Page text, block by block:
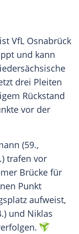
VfL Osnabrück
und kann
drei Pleiten
Rückstand
vor der
(59.,
trafen vor
Brücke für
Punkt
aufweist,
und Niklas